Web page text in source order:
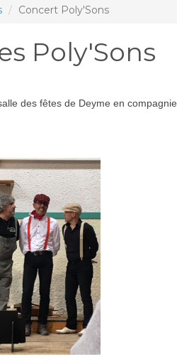
Concert Poly'Sons
Poly'Sons
des fêtes de Deyme en compagnie